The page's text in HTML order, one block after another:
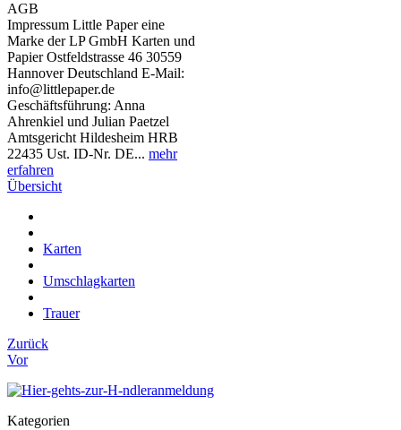
AGB
Impressum Little Paper eine
Marke der LP GmbH Karten und
Papier Ostfeldstrasse 46 30559
Hannover Deutschland E-Mail:
info@littlepaper.de
Geschäftsführung: Anna
Ahrenkiel und Julian Paetzel
Amtsgericht Hildesheim HRB
22435 Ust. ID-Nr. DE... mehr
erfahren
Übersicht
Karten
Umschlagkarten
Trauer
Zurück
Vor
Kategorien